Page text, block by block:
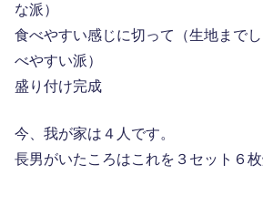
な派）
食べやすい感じに切って（生地まで
べやすい派）
盛り付け完成
今、我が家は４人です。
長男がいたころはこれを３セット６枚